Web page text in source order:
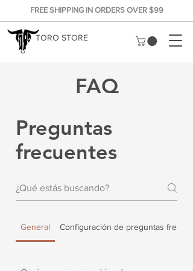
FREE SHIPPING IN ORDERS OVER $99
TORO STORE
FAQ
Preguntas
frecuentes
General Configuración de preguntas